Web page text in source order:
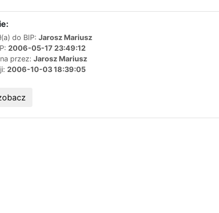
do BIP: Jarosz Mariusz
2006-05-17 23:49:12
przez: Jarosz Mariusz
2006-10-03 18:39:05